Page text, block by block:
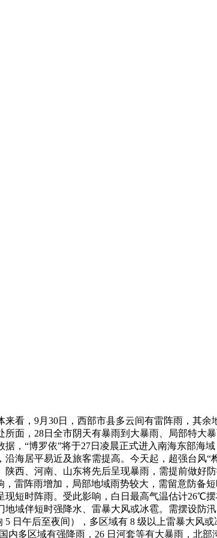
，9月30日，西部市县多云间有雷阵雨，其余
面，28日全市阴天有暴雨到大暴雨、局部特大
，“博罗依”将于27日凌晨正式进入南海东部
海居平易近及旅客需提高。今天起，超强台风
西、河南、山东将先后呈现暴雨，需提前做好
雷阵雨增加，局部地域雨势较大，需留意防备
短时阵雨。受此影响，白日最高气温估计26℃
地域伴短时强降水、雷暴大风或冰雹。需摆设
5 日午后至夜间），多区域有 8 级以上雷暴大
内多区域有强降雨，26 日河套等有大暴雨，北